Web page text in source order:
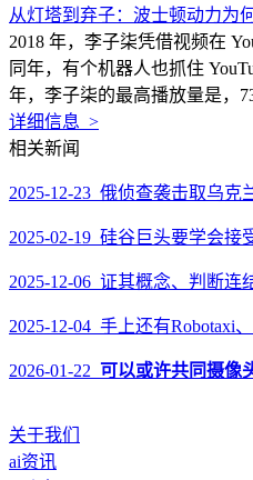
从灯塔到弃子：波士顿动力为
2018 年，李子柒凭借视频在
同年，有个机器人也抓住
年，李子柒的最高播放量是，
详细信息 >
相关新闻
2025-12-23 俄侦查袭击取乌克
2025-02-19 硅谷巨头要学会接
2025-12-06 证其概念、判断连
2025-12-04 手上还有Robotaxi
2026-01-22 可以或许共同摄像
关于我们
ai资讯